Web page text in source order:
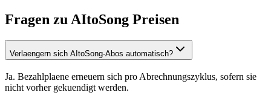
Fragen zu AItoSong Preisen
Verlaengern sich AItoSong-Abos automatisch?
Ja. Bezahlplaene erneuern sich pro Abrechnungszyklus, sofern sie
nicht vorher gekuendigt werden.